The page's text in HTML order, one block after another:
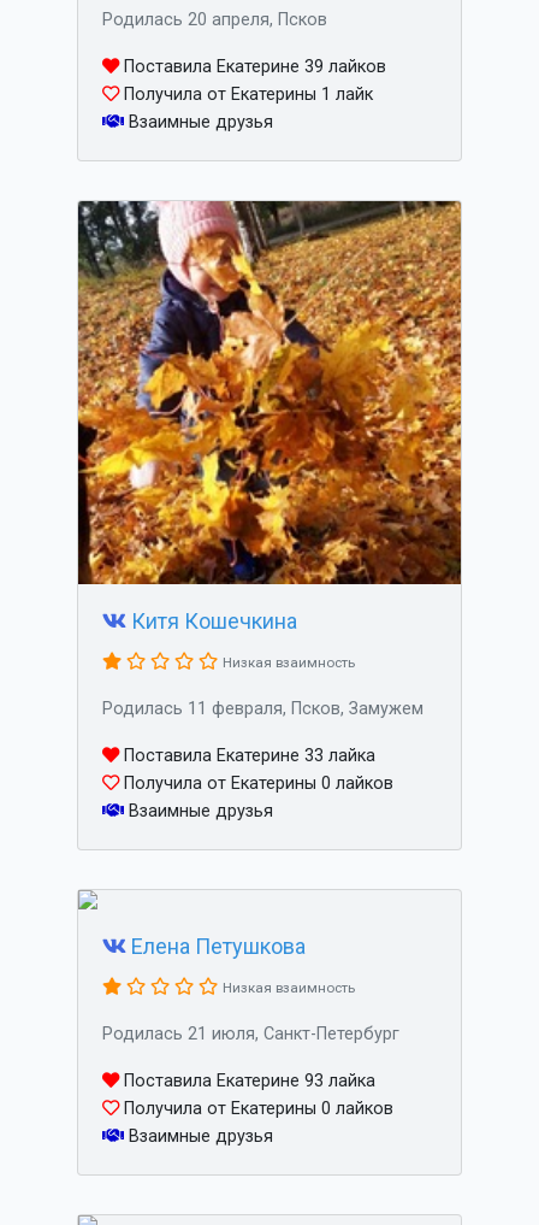
Родилась 20 апреля, Псков
Поставила Екатерине 39 лайков
Получила от Екатерины 1 лайк
Взаимные друзья
Китя Кошечкина
Низкая взаимность
Родилась 11 февраля, Псков, Замужем
Поставила Екатерине 33 лайка
Получила от Екатерины 0 лайков
Взаимные друзья
Елена Петушкова
Низкая взаимность
Родилась 21 июля, Санкт-Петербург
Поставила Екатерине 93 лайка
Получила от Екатерины 0 лайков
Взаимные друзья